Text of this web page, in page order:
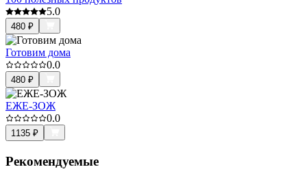
5.0
480 ₽
Готовим дома
0.0
480 ₽
ЕЖЕ-ЗОЖ
0.0
1135 ₽
Рекомендуемые